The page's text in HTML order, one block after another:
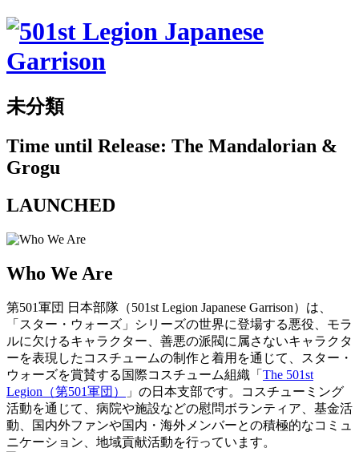
未分類
Time until Release: The Mandalorian &
Grogu
LAUNCHED
Who We Are
第501軍団 日本部隊（501st Legion Japanese Garrison）は、
「スター・ウォーズ」シリーズの世界に登場する悪役、モラ
ルに欠けるキャラクター、善悪の派閥に属さないキャラクタ
ーを表現したコスチュームの制作と着用を通じて、スター・
ウォーズを賞賛する国際コスチューム組織「 The 501st
Legion（第501軍団）
」の日本支部です。コスチューミング
活動を通じて、病院や施設などの慰問ボランティア、基金活
動、国内外ファンや国内・海外メンバーとの積極的なコミュ
ニケーション、地域貢献活動を行っています。